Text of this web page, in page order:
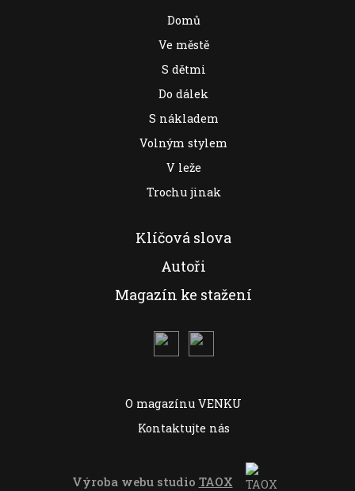
Domů
Ve městě
S dětmi
Do dálek
S nákladem
Volným stylem
V leže
Trochu jinak
Klíčová slova
Autoři
Magazín ke stažení
O magazínu VENKU
Kontaktujte nás
Výroba webu studio TAOX